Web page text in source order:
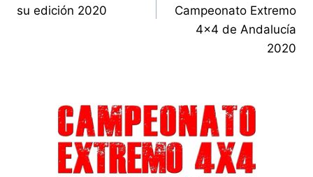
su edición 2020
Campeonato Extremo
4×4 de Andalucía
2020